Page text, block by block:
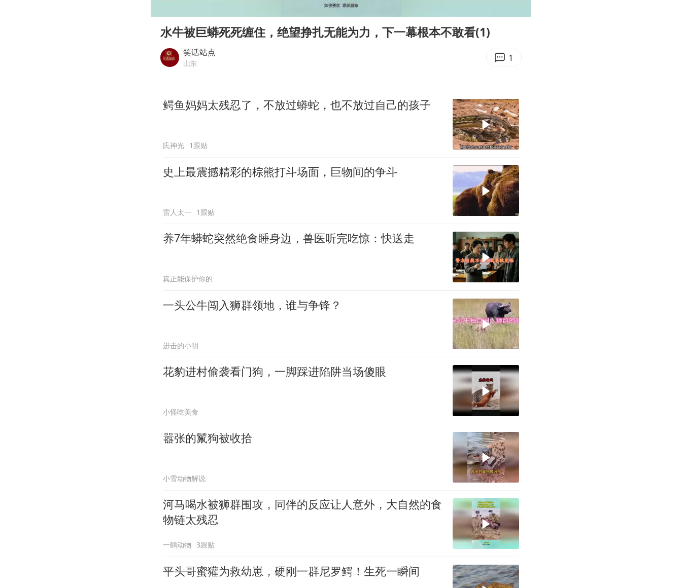
女儿为争财产堵门阻挠父亲出殡
今日立秋你咬秋了吗
建筑工人不慎坠落身体被3根钢筋刺穿
水牛被巨蟒死死缠住，绝望挣扎无能为力，下一幕根本不敢看(1)
笑话站点
山东 1
鳄鱼妈妈太残忍了，不放过蟒蛇，也不放过自己的孩子
氏神光 1跟贴
史上最震撼精彩的棕熊打斗场面，巨物间的争斗
雷人太一 1跟贴
养7年蟒蛇突然绝食睡身边，兽医听完吃惊：快送走
真正能保护你的
一头公牛闯入狮群领地，谁与争锋？
进击的小明
花豹进村偷袭看门狗，一脚踩进陷阱当场傻眼
小怪吃美食
嚣张的鬣狗被收拾
小雪动物解说
河马喝水被狮群围攻，同伴的反应让人意外，大自然的食
物链太残忍
一鹞动物 3跟贴
平头哥蜜獾为救幼崽，硬刚一群尼罗鳄！生死一瞬间